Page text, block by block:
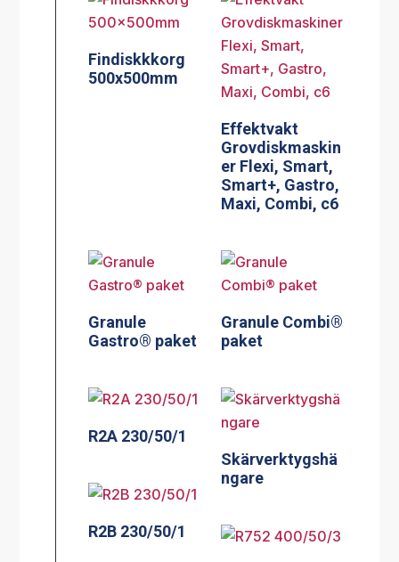
Findiskkkorg
500x500mm
Effektvakt
Grovdiskmaskin
er Flexi, Smart,
Smart+, Gastro,
Maxi, Combi, c6
Granule
Gastro® paket
Granule Combi®
paket
R2A 230/50/1
Skärverktygshä
ngare
R2B 230/50/1